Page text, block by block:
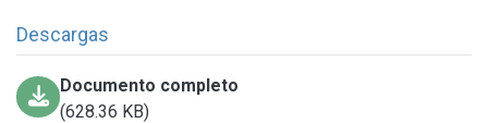
Descargas
Documento completo
(628.36 KB)